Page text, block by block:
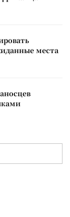
места